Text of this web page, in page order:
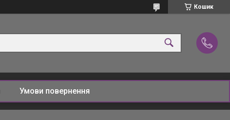
Кошик
Умови повернення